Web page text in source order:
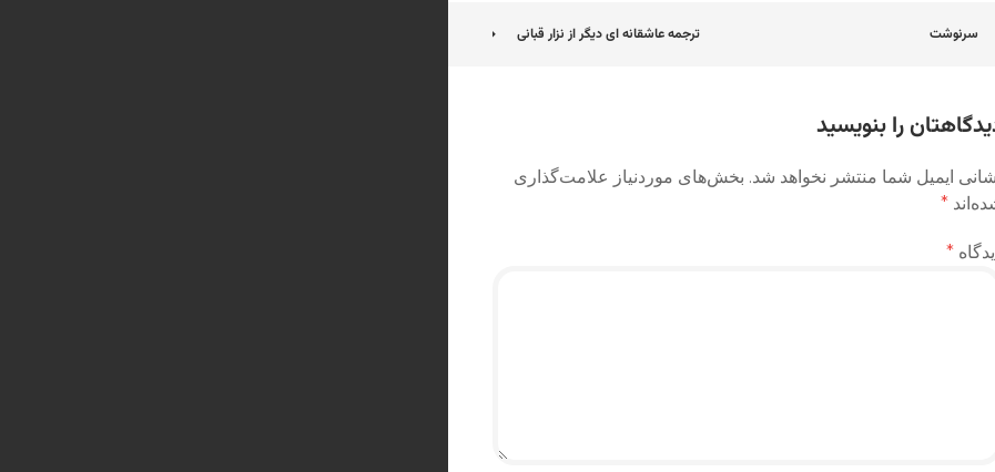
سرنوشت ترجمه عاشقانه ای دیگر از نزار قبانی
را بنویسید
ایمیل شما منتشر نخواهد شد. بخش‌های موردنیاز علامت‌گذاری
*
*